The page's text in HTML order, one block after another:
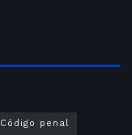
Código penal